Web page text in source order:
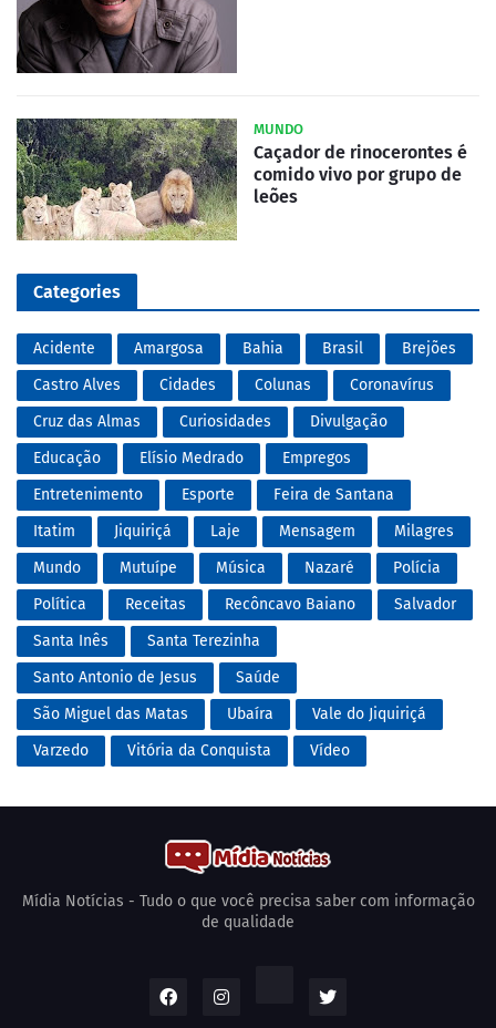
MUNDO
Caçador de rinocerontes é
comido vivo por grupo de
leões
Categories
Acidente Amargosa Bahia Brasil
Brejões
Castro Alves
Cidades Colunas
Coronavírus
Cruz das Almas
Curiosidades
Divulgação
Educação
Elísio Medrado
Empregos
Entretenimento
Esporte
Feira de Santana
Itatim
Jiquiriçá Laje Mensagem
Milagres
Mundo
Mutuípe Música Nazaré
Polícia
Política
Receitas Recôncavo Baiano
Salvador
Santa Inês
Santa Terezinha
Santo Antonio de Jesus
Saúde
São Miguel das Matas
Ubaíra
Vale do Jiquiriçá
Varzedo
Vitória da Conquista Vídeo
Mídia Notícias - Tudo o que você precisa saber com informação
de qualidade